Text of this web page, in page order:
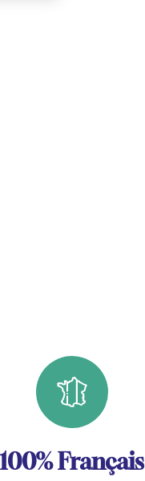
100% Français